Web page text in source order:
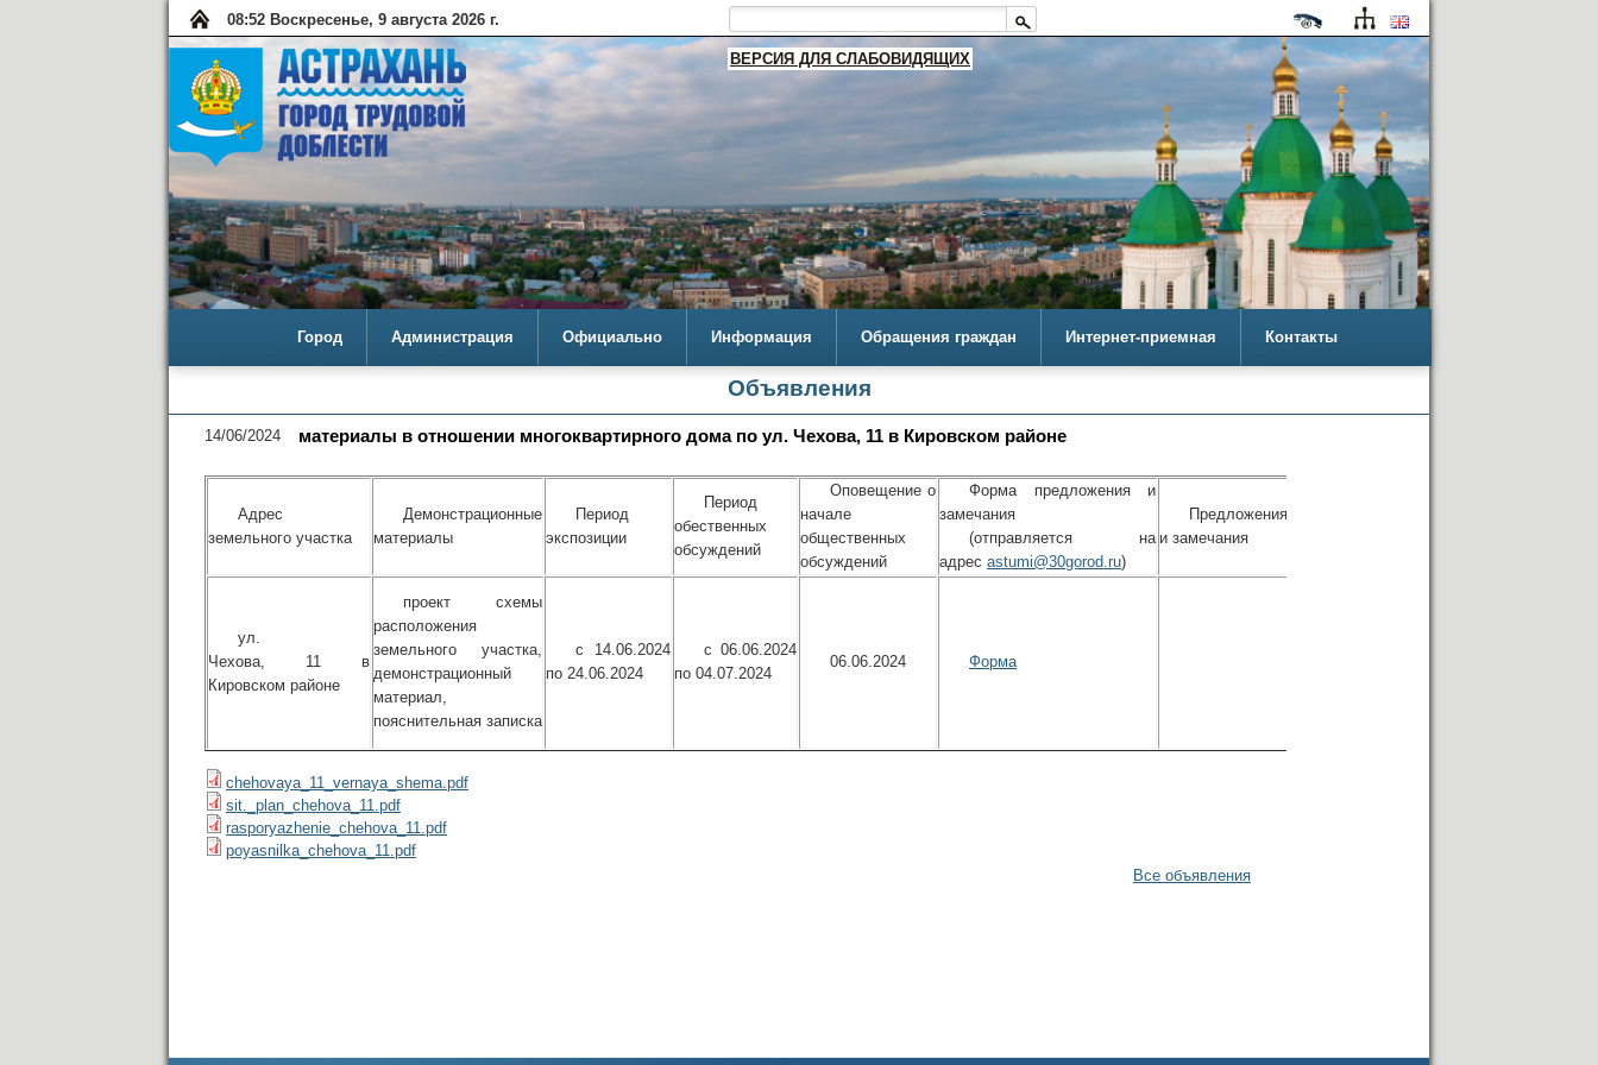
08:52 Воскресенье, 9 августа 2026 г.
ВЕРСИЯ ДЛЯ СЛАБОВИДЯЩИХ
Город Администрация Официально Информация Обращения граждан Интернет-приемная Контакты
Объявления
14/06/2024 материалы в отношении многоквартирного дома по ул. Чехова, 11 в Кировском районе
Адрес
земельного участка
Демонстрационные
материалы
Период
экспозиции
Период
обественных
обсуждений
Оповещение о
начале
общественных
обсуждений
Форма предложения и
замечания
(отправляется на
адрес astumi@30gorod.ru)
Предложения
и замечания
ул.
Чехова, 11 в
Кировском районе
проект схемы
расположения
земельного участка,
демонстрационный
материал,
пояснительная записка
с 14.06.2024
по 24.06.2024
с 06.06.2024
по 04.07.2024
06.06.2024 Форма
chehovaya_11_vernaya_shema.pdf
sit._plan_chehova_11.pdf
rasporyazhenie_chehova_11.pdf
poyasnilka_chehova_11.pdf
Все объявления